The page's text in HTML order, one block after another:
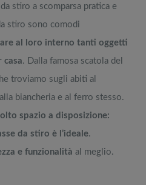
da stiro a scomparsa pratica e
stiro sono comodi
al loro interno tanti oggetti
casa. Dalla famosa scatola del
troviamo sugli abiti al
biancheria e al ferro stesso.
spazio a disposizione:
da stiro è l’ideale.
e funzionalità al meglio.